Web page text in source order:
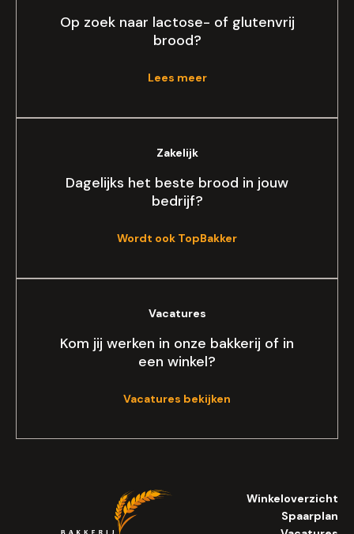
Op zoek naar lactose- of glutenvrij
brood?
Lees meer
Dagelijks het beste brood in jouw
bedrijf?
Zakelijk
Wordt ook TopBakker
Kom jij werken in onze bakkerij of in
een winkel?
Vacatures
Vacatures bekijken
Winkeloverzicht
Spaarplan